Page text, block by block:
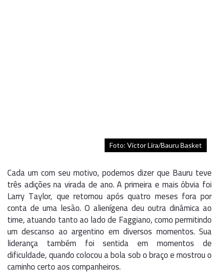
Foto: Victor Lira/Bauru Basket
Cada um com seu motivo, podemos dizer que Bauru teve
três adições na virada de ano. A primeira e mais óbvia foi
Larry Taylor, que retornou após quatro meses fora por
conta de uma lesão. O alienígena deu outra dinâmica ao
time, atuando tanto ao lado de Faggiano, como permitindo
um descanso ao argentino em diversos momentos. Sua
liderança também foi sentida em momentos de
dificuldade, quando colocou a bola sob o braço e mostrou o
caminho certo aos companheiros.